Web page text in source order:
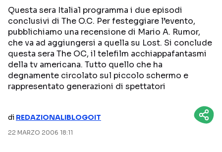
PROGRAMMI TV
PERSONAGGI TV
REALITY SHOW
FICTION
Streaming
NETFLIX
MEDIASET INFINITY
Questa sera Italia1 programma i due episodi
conclusivi di The O.C. Per festeggiare l’evento,
pubblichiamo una recensione di Mario A. Rumor,
che va ad aggiungersi a quella su Lost. Si conclude
questa sera The OC, il telefilm acchiappafantasmi
della tv americana. Tutto quello che ha
degnamente circolato sul piccolo schermo e
rappresentato generazioni di spettatori
di REDAZIONALIBLOGOIT
22 MARZO 2006 18:11